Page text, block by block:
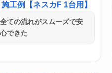
施工例【ネスカF 1台用】
全ての流れがスムーズで安
心できた